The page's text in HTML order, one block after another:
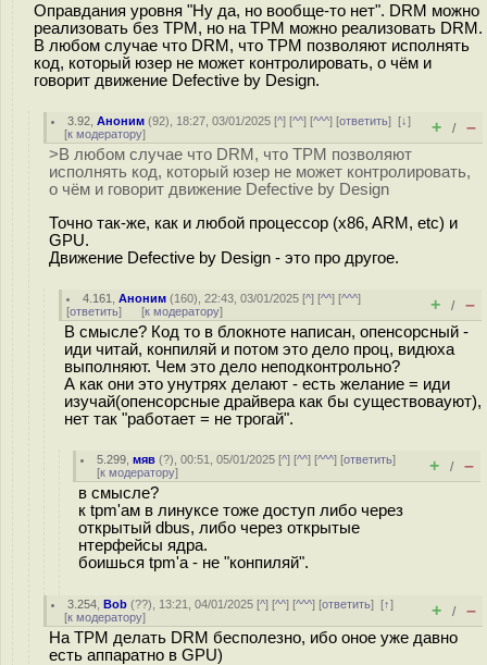
Оправдания уровня "Ну да, но вообще-то нет". DRM можно
реализовать без TPM, нo на TPM можно реализовать DRM.
В любом случае что DRM, что TPM позволяют исполнять
код, который юзер не может контролировать, о чём и
говорит движение Defective by Design.
3.92 ,Аноним (92), 18:27, 03/01/2025 [^] [^^] [^^^] [ответить][↓]
[к модератору] + / –
>В любом случае что DRM, что TPM позволяют
исполнять код, который юзер не может контролировать,
о чём и говорит движение Defective by Design
Точно так-же, как и любой процессор (x86, ARM, etc) и
GPU.
Движение Defective by Design - это про другое.
4.161 ,Аноним (160), 22:43, 03/01/2025 [^] [^^] [^^^]
[ответить] [к модератору] + / –
В смысле? Код то в блокноте написан, опенсорсный -
иди читай, конпиляй и потом это дело проц, видюха
выполняют. Чем это дело неподконтрольно?
А как они это унутрях делают - есть желание = иди
изучай(опенсорсные драйвера как бы существовауют),
нет так "работает = не трогай".
5.299 ,мяв (?), 00:51, 05/01/2025 [^] [^^] [^^^] [ответить]
[к модератору] + / –
в смысле?
к tpm'ам в линуксе тоже доступ либо через
открытый dbus, либо через открытые
нтерфейсы ядра.
боишься tpm'а - не "конпиляй".
3.254 ,Bob (??), 13:21, 04/01/2025 [^] [^^] [^^^] [ответить][↑]
[к модератору] + / –
На ТРМ делать DRM бесполезно, ибо оное уже давно
есть аппаратно в GPU)